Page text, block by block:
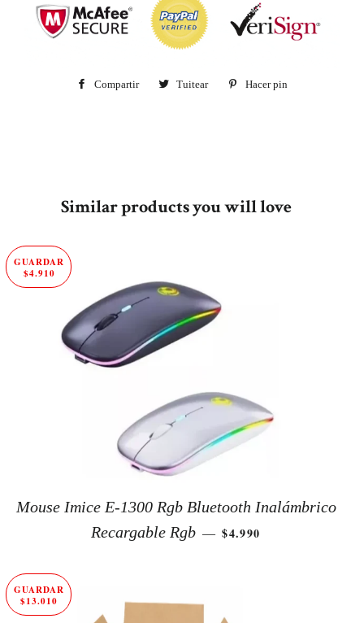
Compartir
CompartirTuitear
TuitearHacer pin
Similar products you will love
GUARDAR
$4.910
Mouse Imice E-1300 Rgb Bluetooth Inalámbrico
Recargable Rgb — PRECIO DE OFERTA
$4.990
GUARDAR
$13.010